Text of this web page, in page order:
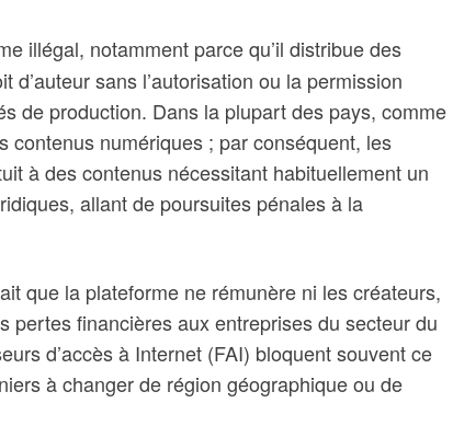
illégal, notamment parce qu’il distribue des
sans l’autorisation ou la permission
de production. Dans la plupart des pays, comme
contenus numériques ; par conséquent, les
à des contenus nécessitant habituellement un
allant de poursuites pénales à la
que la plateforme ne rémunère ni les créateurs,
pertes financières aux entreprises du secteur du
d’accès à Internet (FAI) bloquent souvent ce
à changer de région géographique ou de